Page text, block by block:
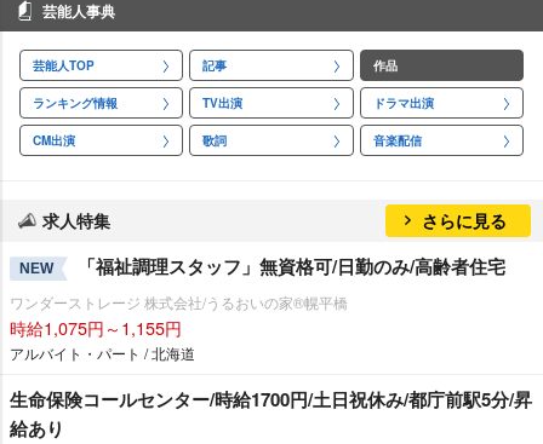
芸能人事典
芸能人TOP 記事 作品
ランキング情報 TV出演 ドラマ出演
CM出演 歌詞 音楽配信
求人特集 さらに見る
NEW 「福祉調理スタッフ」無資格可/日勤のみ/高齢者住宅
ワンダーストレージ 株式会社/うるおいの家®幌平橋
時給1,075円～1,155円
アルバイト・パート / 北海道
生命保険コールセンター/時給1700円/土日祝休み/都庁前駅5分/昇
給あり